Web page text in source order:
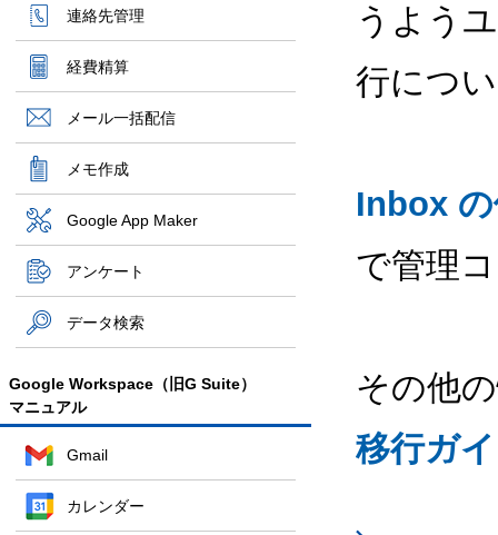
連絡先管理
経費精算
メール一括配信
メモ作成
Google App Maker
アンケート
データ検索
Google Workspace（旧G Suite）
マニュアル
Gmail
カレンダー
うよう
行につ
Inbox
で管理
その他
移行ガ